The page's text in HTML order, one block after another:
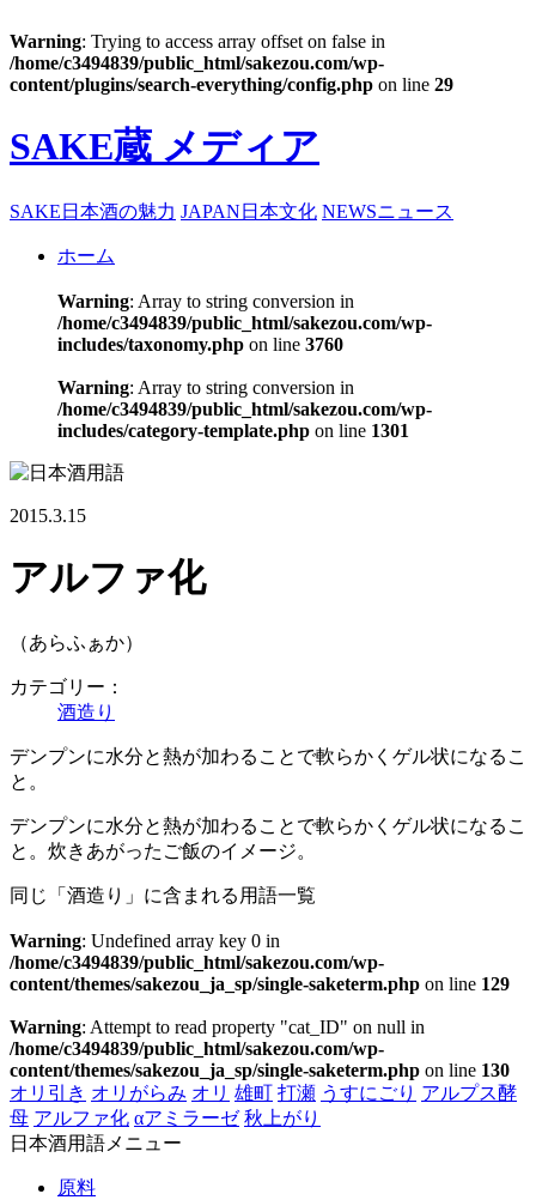
Warning: Trying to access array offset on false in
/home/c3494839/public_html/sakezou.com/wp-
content/plugins/search-everything/config.php on line 29
SAKE蔵 メディア
SAKE 日本酒の魅力 JAPAN 日本文化 NEWSニュース
ホーム
Warning: Array to string conversion in
/home/c3494839/public_html/sakezou.com/wp-
includes/taxonomy.php on line 3760
Warning: Array to string conversion in
/home/c3494839/public_html/sakezou.com/wp-
includes/category-template.php on line 1301
2015.3.15
アルファ化
（あらふぁか）
カテゴリー：
酒造り
デンプンに水分と熱が加わることで軟らかくゲル状になるこ
と。
デンプンに水分と熱が加わることで軟らかくゲル状になるこ
と。炊きあがったご飯のイメージ。
同じ「酒造り」に含まれる用語一覧
Warning: Undefined array key 0 in
/home/c3494839/public_html/sakezou.com/wp-
content/themes/sakezou_ja_sp/single-saketerm.php on line 129
Warning: Attempt to read property "cat_ID" on null in
/home/c3494839/public_html/sakezou.com/wp-
content/themes/sakezou_ja_sp/single-saketerm.php on line 130
オリ引き オリがらみ オリ 雄町 打瀬 うすにごり アルプス酵
母 アルファ化 αアミラーゼ 秋上がり
日本酒用語メニュー
原料